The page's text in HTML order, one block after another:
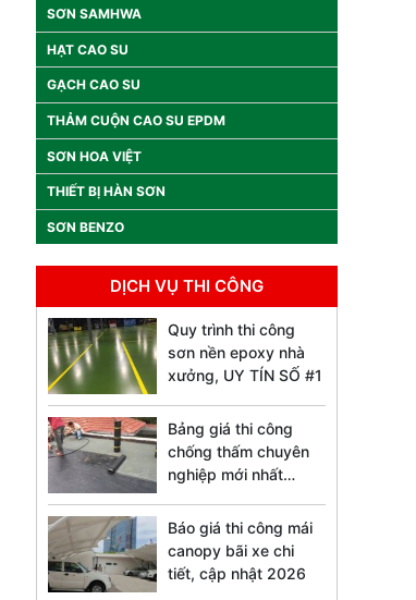
SƠN SAMHWA
HẠT CAO SU
GẠCH CAO SU
THẢM CUỘN CAO SU EPDM
SƠN HOA VIỆT
THIẾT BỊ HÀN SƠN
SƠN BENZO
DỊCH VỤ THI CÔNG
Quy trình thi công
sơn nền epoxy nhà
xưởng, UY TÍN SỐ #1
Bảng giá thi công
chống thấm chuyên
nghiệp mới nhất
Báo giá thi công mái
canopy bãi xe chi
tiết, cập nhật 2026